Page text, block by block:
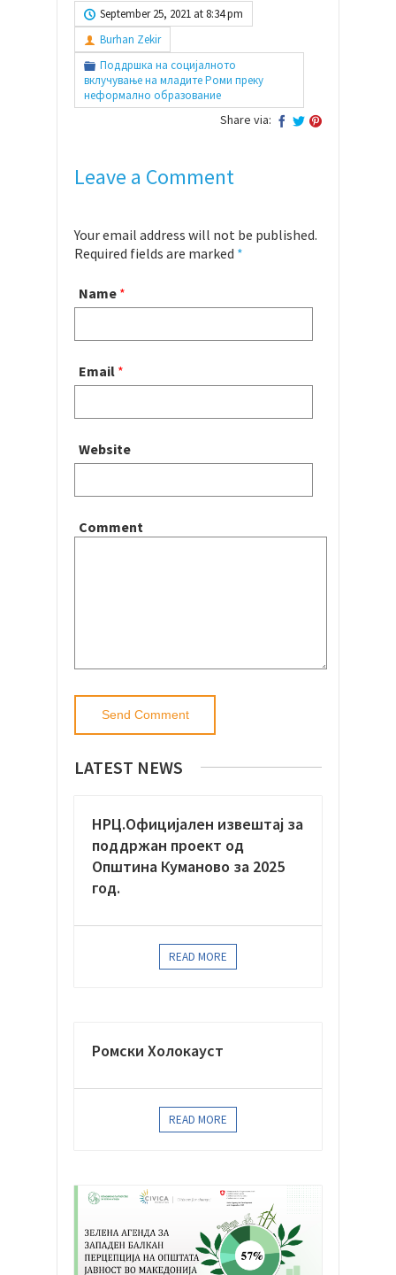
September 25, 2021 at 8:34 pm
Burhan Zekir
Поддршка на социјалното
вклучување на младите Роми преку
неформално образование
Share via:
Leave a Comment
Your email address will not be published.
Required fields are marked *
Name *
Email *
Website
Comment
LATEST NEWS
НРЦ.Официјaлен извештај за
поддржан проект од
Општина Куманово за 2025
год.
READ MORE
Ромски Холокауст
READ MORE